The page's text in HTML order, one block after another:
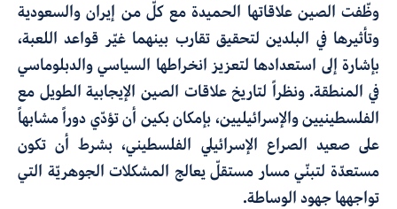
وظّفت الصين علاقاتها الحميدة مع كلّ من إيران والسعودية
وتأثيرها في البلدين لتحقيق تقارب بينهما غيّر قواعد اللعبة،
بإشارة إلى استعدادها لتعزيز انخراطها السياسي والدبلوماسي
في المنطقة. ونظراً لتاريخ علاقات الصين الإيجابية الطويل مع
الفلسطينيين والإسرائيليين، بإمكان بكين أن تؤدّي دوراً مشابهاً
على صعيد الصراع الإسرائيلي الفلسطيني، بشرط أن تكون
مستعدّة لتبنّي مسار مستقلّ يعالج المشكلات الجوهريّة التي
تواجهها جهود الوساطة.